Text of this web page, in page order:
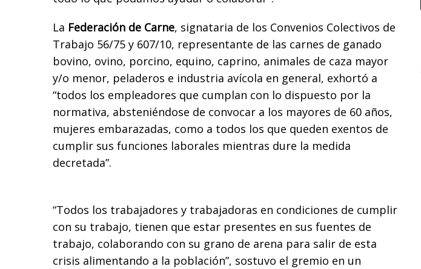
La Federación de Carne, signataria de los Convenios Colectivos de
Trabajo 56/75 y 607/10, representante de las carnes de ganado
bovino, ovino, porcino, equino, caprino, animales de caza mayor
y/o menor, peladeros e industria avícola en general, exhortó a
“todos los empleadores que cumplan con lo dispuesto por la
normativa, absteniéndose de convocar a los mayores de 60 años,
mujeres embarazadas, como a todos los que queden exentos de
cumplir sus funciones laborales mientras dure la medida
decretada”.
“Todos los trabajadores y trabajadoras en condiciones de cumplir
con su trabajo, tienen que estar presentes en sus fuentes de
trabajo, colaborando con su grano de arena para salir de esta
crisis alimentando a la población”, sostuvo el gremio en un